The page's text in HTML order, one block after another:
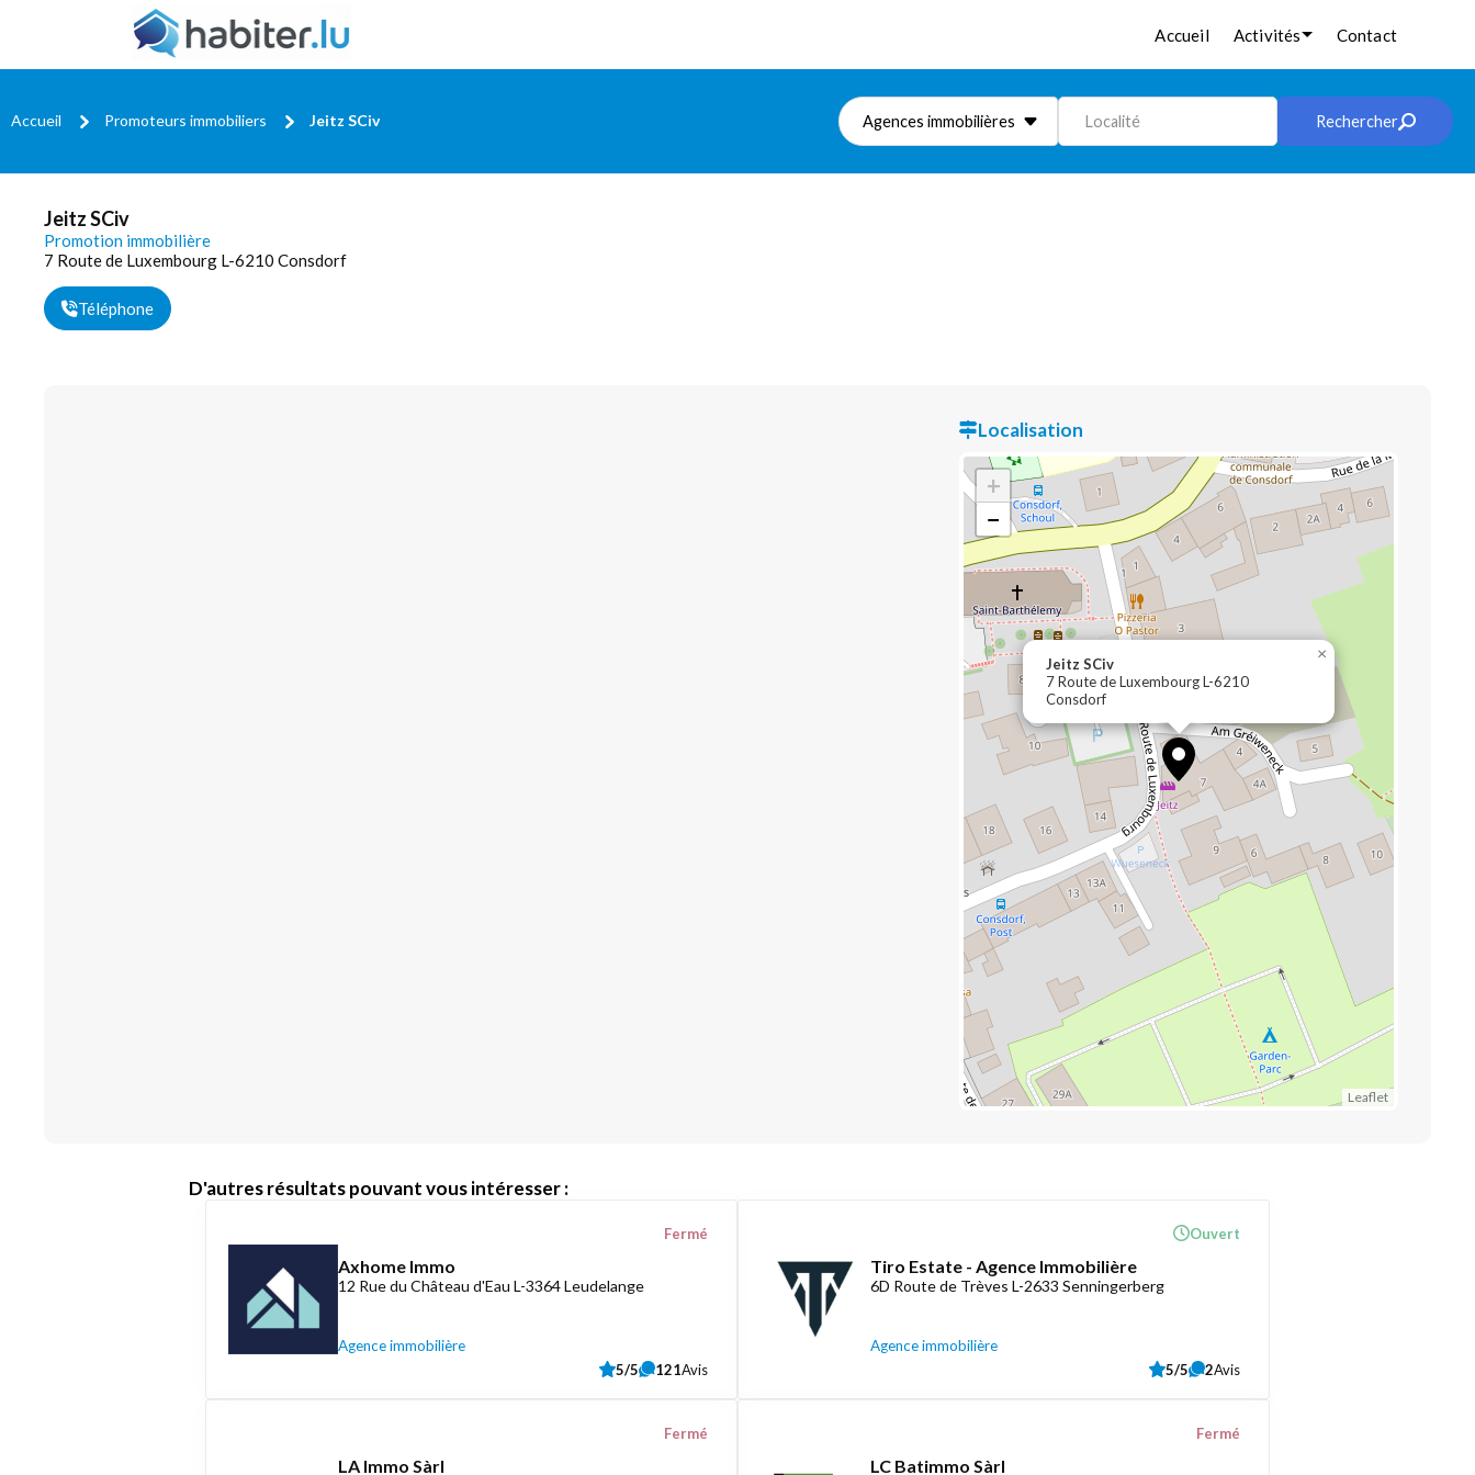
Accueil Activités Contact
Accueil Promoteurs immobiliers Jeitz SCiv Agences immobilières Localité Rechercher
Jeitz SCiv
Promotion immobilière
7 Route de Luxembourg L-6210 Consdorf
Téléphone
Localisation
Jeitz SCiv
7 Route de Luxembourg L-6210
Consdorf
×
+
−
Leaflet
D'autres résultats pouvant vous intéresser :
Axhome Immo
12 Rue du Château d'Eau L-3364 Leudelange
Agence immobilière
Fermé
5/5 121Avis
Tiro Estate - Agence Immobilière
6D Route de Trèves L-2633 Senningerberg
Agence immobilière
Ouvert
5/5 2Avis
LA Immo Sàrl
Fermé
LC Batimmo Sàrl
Fermé